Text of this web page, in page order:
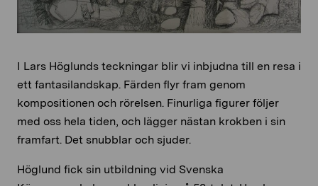
I Lars Höglunds teckningar blir vi inbjudna till en resa i
ett fantasilandskap. Färden flyr fram genom
kompositionen och rörelsen. Finurliga figurer följer
med oss hela tiden, och lägger nästan krokben i sin
framfart. Det snubblar och sjuder.
Höglund fick sin utbildning vid Svenska